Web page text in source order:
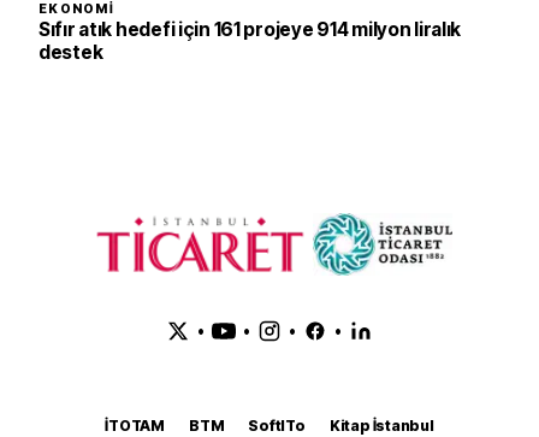
EKONOMI
Sıfır atık hedefi için 161 projeye 914 milyon liralık
destek
• • • •
İTOTAM BTM SoftITo
Kitap İstanbul